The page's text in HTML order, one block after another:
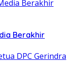
Berakhir